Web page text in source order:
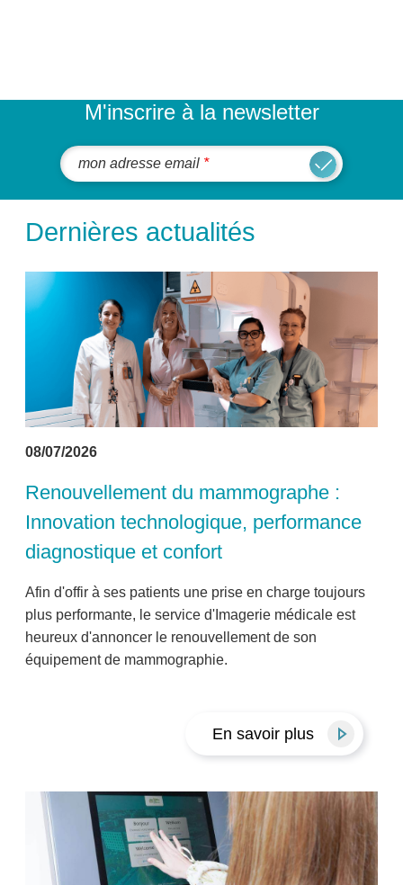
M'inscrire à la newsletter
mon adresse email
Dernières actualités
08/07/2026
Renouvellement du mammographe :
Innovation technologique, performance
diagnostique et confort
Afin d'offir à ses patients une prise en charge toujours
plus performante, le service d'Imagerie médicale est
heureux d'annoncer le renouvellement de son
équipement de mammographie.
En savoir plus